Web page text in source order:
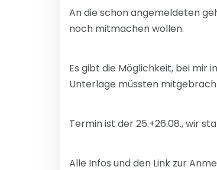
An die schon angemeldeten
noch mitmachen wollen.
Es gibt die Möglichkeit, bei mir
Unterlage müssten
Termin ist der 25.+26.08., wir
Alle Infos und den Link zur